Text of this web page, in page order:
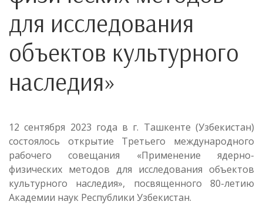
для исследования
объектов культурного
наследия»
12 сентября 2023 года в г. Ташкенте (Узбекистан)
состоялось открытие Третьего международного
рабочего совещания «Применение ядерно-
физических методов для исследования объектов
культурного наследия», посвященного 80-летию
Академии наук Республики Узбекистан.